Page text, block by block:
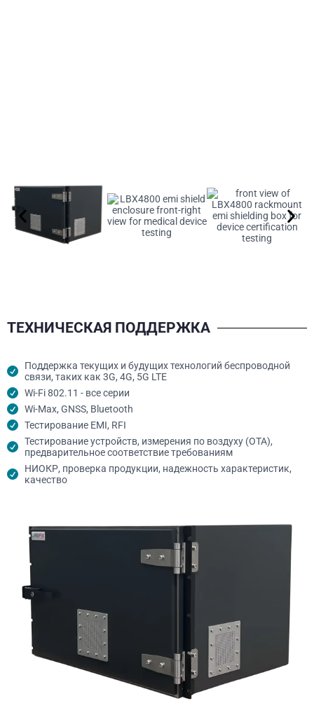
ТЕХНИЧЕСКАЯ ПОДДЕРЖКА
Поддержка текущих и будущих технологий беспроводной
связи, таких как 3G, 4G, 5G LTE
Wi-Fi 802.11 - все серии
Wi-Max, GNSS, Bluetooth
Тестирование EMI, RFI
Тестирование устройств, измерения по воздуху (OTA),
предварительное соответствие требованиям
НИОКР, проверка продукции, надежность характеристик,
качество